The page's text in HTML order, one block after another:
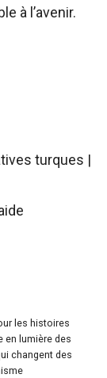
à l’avenir.
turques |
les histoires
en lumière des
changent des